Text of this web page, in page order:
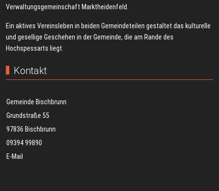
Verwaltungsgemeinschaft Marktheidenfeld.
Ein aktives Vereinsleben in beiden Gemeindeteilen gestaltet das kulturelle
und gesellige Geschehen in der Gemeinde, die am Rande des
Hochspessarts liegt.
Kontakt
Gemeinde Bischbrunn
Grundstraße 55
97836 Bischbrunn
09394 99890
E-Mail